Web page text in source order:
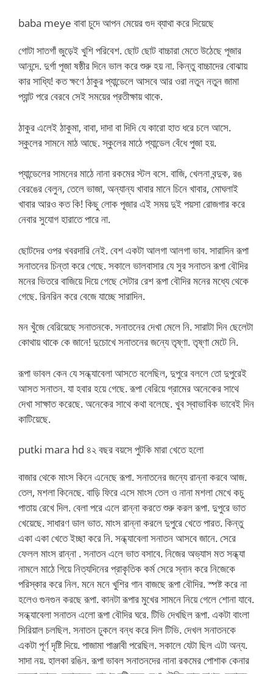
baba meye বাবা চুদে আপন মেয়ের গুদ ব্যাথা করে দিয়েছে
গোটা সাতগাঁ জুড়েই খুশি পরিবেশ. ছোট ছোট বাচ্চারা মেতে উঠেছে পূজার
আনন্দে. দুর্গা পূজা ষষ্ঠীর দিনে ভাল করে শুরু হয় না. কিন্তু বাচ্চাদের বোঝায়
কার সাধ্যি! কত ক্ষণে ঠাকুর প্যান্ডেলে আসবে আর ওরা নতুন নতুন জামা
প্যান্ট পরে বেরবে সেই সময়ের প্রতীক্ষায় থাকে.
ঠাকুর এলেই ঠাকুমা, বাবা, দাদা বা দিদি যে কারো হাত ধরে চলে আসে.
স্কুলের সামনে মাঠ আছে. স্কুলের মাঠে প্যান্ডেল বেঁধে পুজা হয়.
প্যান্ডেলের সামনের মাঠে নানা রকমের স্টল বসে. বাজি, খেলনা বন্দুক, রঙ
বেরঙের বেলুন, তেলে ভাজা, অন্যান্য খাবার মানে চিনে খাবার, মোঘলাই
খাবার আরও কত কি! কিছু লোক পূজার এই সময় দুই পয়সা রোজগার করে
নেবার সুযোগ হারাতে পারে না.
ছোটদের ওপর খবরদারি নেই. বেশ একটা আলগা আলগা ভাব. সারাদিন রূপা
সনাতনের চিন্তা করে গেছে. সকালে ভালবাসার যে সুর সনাতন রূপা বৌদির
মনের ভিতরে বাজিয়ে দিয়ে গেছে সেটার রেশ রূপা বৌদির মনের মধ্যে থেকে
গেছে. রিনরিন করে বেজে যাচ্ছে সারাদিন.
মন খুঁজে বেরিয়েছে সনাতনকে. সনাতনের দেখা মেলে নি. সারাটা দিন ছেলেটা
কোথায় থাকে কে জানে! দুচোখে সনাতনের জন্যে তৃষ্ণা. তৃষ্ণা মেটে নি.
রূপা ভাবল কেন যে সন্ধ্যাবেলা আসতে বলেছিল, দুপুরে বললে তো দুপুরেই
আসত সনাতন. যা হবার হয়ে গেছে. রূপা বেরিয়ে গ্রামের অনেকের সাথে
দেখা সাক্ষাত করেছে. অনেকের সাথে কথা বলেছে. খুব স্বাভাবিক ভাবেই দিন
কাটিয়েছে.
putki mara hd ৪২ বছর বয়সে পুটকি মারা খেতে হলো
বাজার থেকে মাংস কিনে এনেছে রূপা. সনাতনের জন্যে রান্না করবে আজ.
তেল, মশলা কিনেছে. বাড়ি ফিরে এসে মাংস তেল ও নানা মশলা মেখে কচু
পাতায় রেখে দিল. বেলা পরে এলে রান্না করতে শুরু করল রূপা. দুপুরে ভাত
খেয়েছে. সাধারণ ডাল ভাত. মাংস রান্না করলে দুপুরে খেতে পারত. কিন্তু
একা একা খেতে ইচ্ছা করে নি. সন্ধ্যাবেলা সনাতন আসবে জানে. সেরে
ফেলল মাংস রান্না . সনাতন এলে ভাত বসাবে. নিজের অভ্যাস মত সন্ধ্যা
নামলে মাঠে গিয়ে নিত্যদিনের প্রাকৃতিক কর্ম সেরে স্নান করে নিজেকে
পরিস্কার করে নিল. মনে মনে খুশির গান বাজছে রূপা বৌদির. স্পষ্ট করে না
হলেও গুনগুন করছে রূপা. কানটা রূপার মুখের সামনে নিয়ে গেলে শোনা যাবে.
সন্ধ্যাবেলা সনাতন এলো রূপা বৌদির ঘরে. টিভি দেখছিল রূপা. একটা বাংলা
সিরিয়াল চলছিল. সনাতন ঢুকলে বন্ধ করে দিল টিভি. দেখল সনাতনকে
একটা পূর্ণ দৃষ্টি দিয়ে. পাজামা পাঞ্জাবী পরেছিল. সকালে যেটা ছিল এটা অন্য.
সাদা নয়. হালকা রঙিন. রূপা ভাবল সনাতনদের নানা রকমের পোশাক কেনার